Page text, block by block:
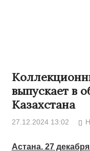
выпускает в
Казахстана
27.12.2024 13:02
Астана. 27